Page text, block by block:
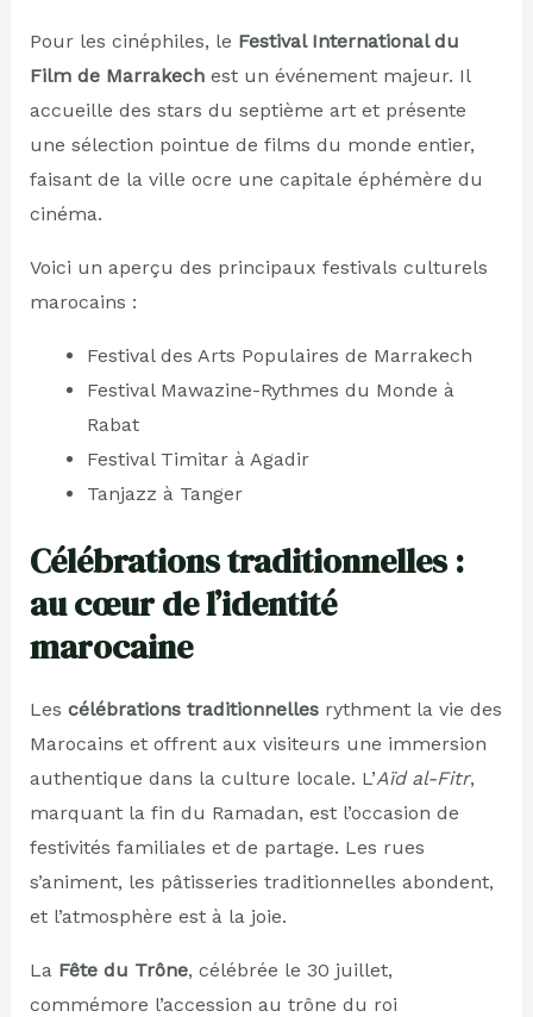
Pour les cinéphiles, le Festival International du
Film de Marrakechest un événement majeur. Il
accueille des stars du septième art et présente
une sélection pointue de films du monde entier,
faisant de la ville ocre une capitale éphémère du
cinéma.
Voici un aperçu des principaux festivals culturels
marocains :
Festival des Arts Populaires de Marrakech
Festival Mawazine-Rythmes du Monde à
Rabat
Festival Timitar à Agadir
Tanjazz à Tanger
Célébrations traditionnelles :
au cœur de l’identité
marocaine
Les célébrations traditionnellesrythment la vie des
Marocains et offrent aux visiteurs une immersion
authentique dans la culture locale. L’Aïd al-Fitr,
marquant la fin du Ramadan, est l’occasion de
festivités familiales et de partage. Les rues
s’animent, les pâtisseries traditionnelles abondent,
et l’atmosphère est à la joie.
La Fête du Trône, célébrée le 30 juillet,
commémore l’accession au trône du roi